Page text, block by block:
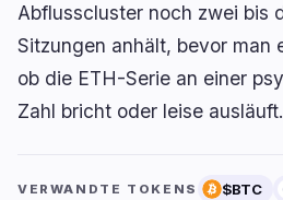
Abflusscluster noch zwei bis
Sitzungen anhält, bevor man
ob die ETH-Serie an einer
Zahl bricht oder leise ausläuft.
VERWANDTE TOKENS $BTC